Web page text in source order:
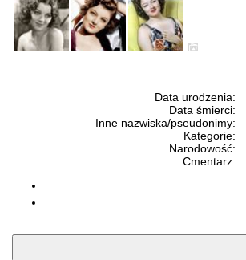
Data urodzenia:
Data śmierci:
Inne nazwiska/pseudonimy:
Kategorie:
Narodowość:
Cmentarz: